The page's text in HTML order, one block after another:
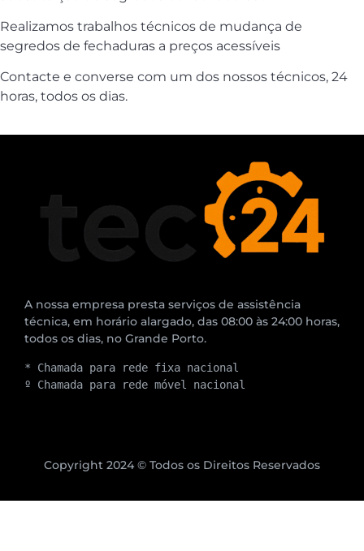
Realizamos trabalhos técnicos de mudança de
segredos de fechaduras a preços acessíveis
Contacte e converse com um dos nossos técnicos, 24
horas, todos os dias.
A nossa empresa presta serviços de assistência
técnica, em horário alargado, das 08:00 às 24:00 horas,
todos os dias, no Grande Porto.
* Chamada para rede fixa nacional
º Chamada para rede móvel nacional
Copyright 2024 © Todos os Direitos Reservados